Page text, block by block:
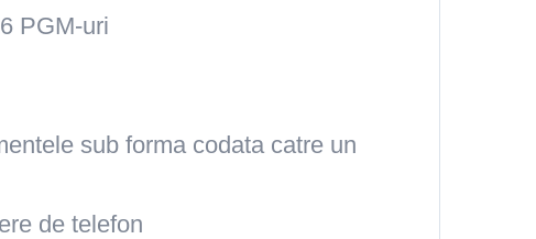
PGM-uri
sub forma codata catre un
de telefon